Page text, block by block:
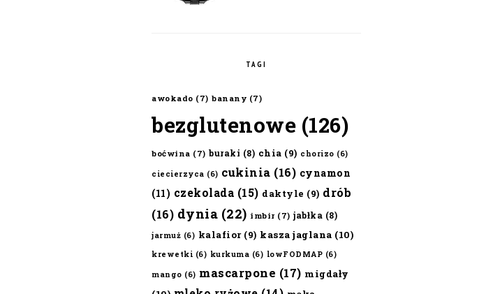
TAGI
awokado (7) banany (7)
bezglutenowe (126)
boćwina (7) buraki (8) chia (9) chorizo (6)
ciecierzyca (6) cukinia (16) cynamon
(11) czekolada (15) daktyle (9) drób
(16) dynia (22) imbir (7) jabłka (8)
jarmuż (6) kalafior(9) kasza jaglana (10)
krewetki (6) kurkuma (6) lowFODMAP (6)
mango (6) mascarpone (17) migdały